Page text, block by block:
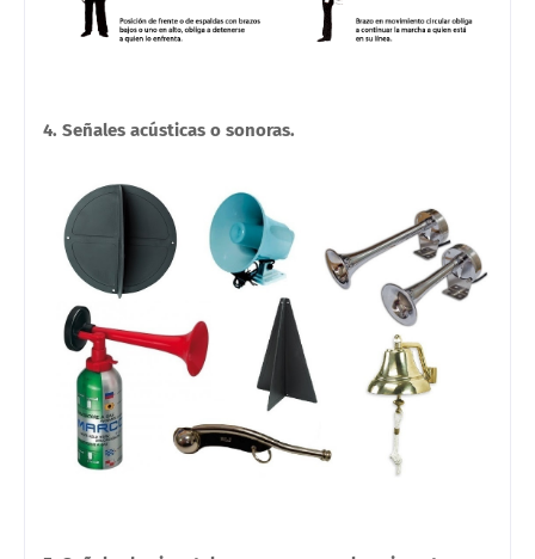
4. Señales acústicas o sonoras.